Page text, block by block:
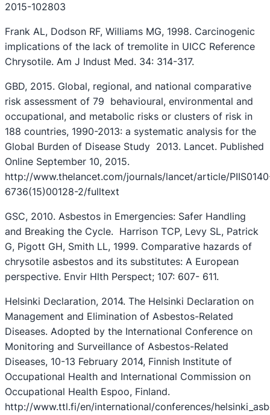
2015-102803
Frank AL, Dodson RF, Williams MG, 1998. Carcinogenic
implications of the lack of tremolite in UICC Reference
Chrysotile. Am J Indust Med. 34: 314-317.
GBD, 2015. Global, regional, and national comparative
risk assessment of 79 behavioural, environmental and
occupational, and metabolic risks or clusters of risk in
188 countries, 1990-2013: a systematic analysis for the
Global Burden of Disease Study 2013. Lancet. Published
Online September 10, 2015.
http://www.thelancet.com/journals/lancet/article/
6736(15)00128-2/fulltext
GSC, 2010. Asbestos in Emergencies: Safer Handling
and Breaking the Cycle. Harrison TCP, Levy SL, Patrick
G, Pigott GH, Smith LL, 1999. Comparative hazards of
chrysotile asbestos and its substitutes: A European
perspective. Envir Hlth Perspect; 107: 607- 611.
Helsinki Declaration, 2014. The Helsinki Declaration on
Management and Elimination of Asbestos-Related
Diseases. Adopted by the International Conference on
Monitoring and Surveillance of Asbestos-Related
Diseases, 10-13 February 2014, Finnish Institute of
Occupational Health and International Commission on
Occupational Health Espoo, Finland.
http://www.ttl.fi/en/international/conferences/